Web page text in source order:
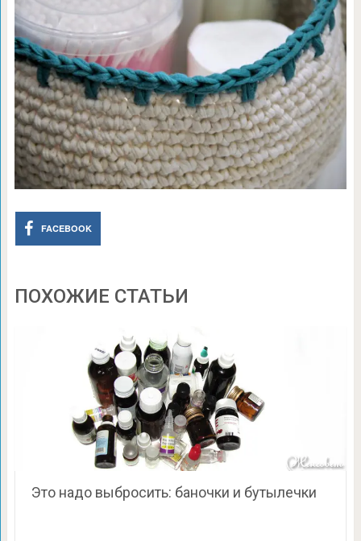
FACEBOOK
ПОХОЖИЕ СТАТЬИ
Это надо выбросить: баночки и бутылечки